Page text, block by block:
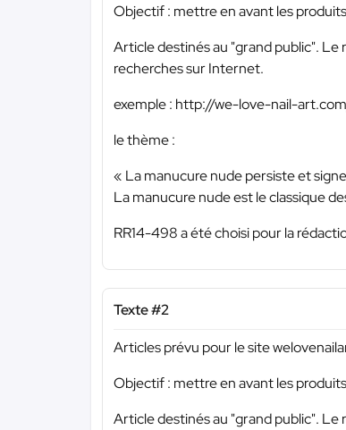
Objectif : mettre en avant les
Article destinés au "grand public".
recherches sur Internet.
exemple : http://we-love-nail-
le thème :
« La manucure nude persiste et
La manucure nude est le classique
RR14-498 a été choisi pour la
Texte #2
Articles prévu pour le site
Objectif : mettre en avant les
Article destinés au "grand public".